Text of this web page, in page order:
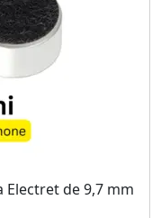
de 9,7 mm